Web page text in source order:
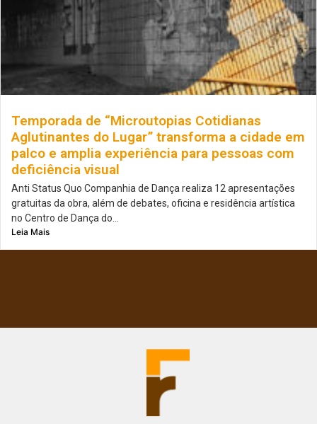
Temporada de “Microutopias Cotidianas
Aglutinantes do Lugar” transforma a cidade em
palco e amplia experiência para pessoas com
deficiência visual
Anti Status Quo Companhia de Dança realiza 12 apresentações
gratuitas da obra, além de debates, oficina e residência artística
no Centro de Dança do...
Leia Mais